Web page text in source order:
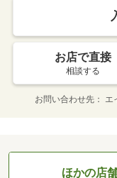
お店で直接
相談する
お問い合わせ先 エ
ほかの店